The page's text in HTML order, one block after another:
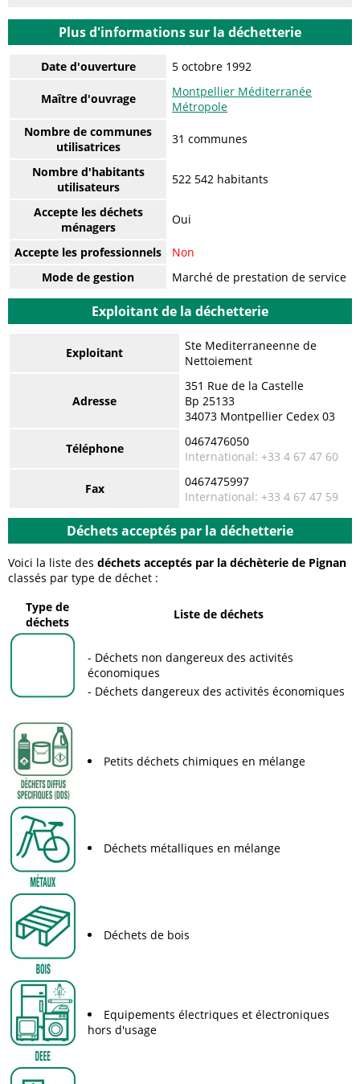
Plus d'informations sur la déchetterie
Date d'ouverture 5 octobre 1992
Maître d'ouvrage
Montpellier Méditerranée
Métropole
Nombre de communes
utilisatrices
31 communes
Nombre d'habitants
utilisateurs
522 542 habitants
Accepte les déchets
ménagers
Oui
Accepte les professionnels
Non
Mode de gestion
Marché de prestation de service
Exploitant de la déchetterie
Exploitant
Ste Mediterraneenne de
Nettoiement
Adresse
351 Rue de la Castelle
Bp 25133
34073 Montpellier Cedex 03
Téléphone
0467476050
International: +33 4 67 47 60
Fax
0467475997
International: +33 4 67 47 59
Déchets acceptés par la déchetterie
Voici la liste des déchets acceptés par la déchèterie de Pignan
classés par type de déchet :
Type de
déchets
Liste de déchets
Déchets non dangereux des activités
économiques
Déchets dangereux des activités économiques
Petits déchets chimiques en mélange
Déchets métalliques en mélange
Déchets de bois
Equipements électriques et électroniques
hors d'usage